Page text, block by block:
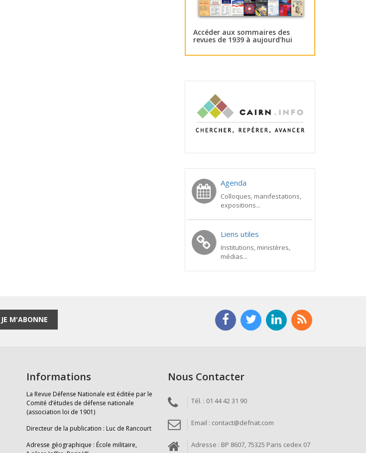
Accéder aux sommaires des
revues de 1939 à aujourd’hui
Agenda
Colloques, manifestations,
expositions...
Liens utiles
Institutions, ministères,
médias...
JE M'ABONNE
Informations
La Revue Défense Nationale est éditée par le
Comité d’études de défense nationale
(association loi de 1901)
Directeur de la publication : Luc de Rancourt
Adresse géographique : École militaire,
Nous Contacter
Tél. : 01 44 42 31 90
Email : contact@defnat.com
Adresse : BP 8607, 75325 Paris cedex 07